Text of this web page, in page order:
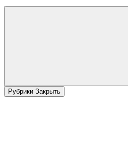
Рубрики Закрыть